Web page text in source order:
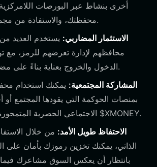
أخرى بنشاط عبر البورصات
محفظتك، والاستفادة من مجمعات السيولة.
الاستثمار المضاربي: يستخدم العديد
محافظهم لإدارة تعرضهم للرمز، مع
الدخول والخروج بعناية بناءً على مضاربات السوق.
المشاركة المجتمعية: يمكنك استخدام
بمنصات الحوكمة التي يقودها المجتمع أو
الاجتماعي الحصرية المتمحورة حول سردية $XMONEY.
الاحتفاظ طويل الأمد: من خلال
الذاتي، يمكنك تخزين رموزك بأمان على
بانتظار أن يعكس السوق مشاعرك فيما